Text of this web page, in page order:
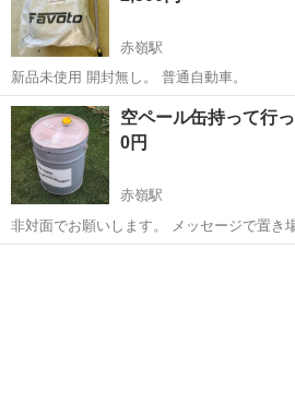
赤嶺駅
新品未使用 開封無し。 普通自動車。
沖縄 豊見城市 赤嶺駅 その他
空ペール缶持って行
0円
赤嶺駅
非対面でお願いします。 メッセージで置き
ちで持っていってください。